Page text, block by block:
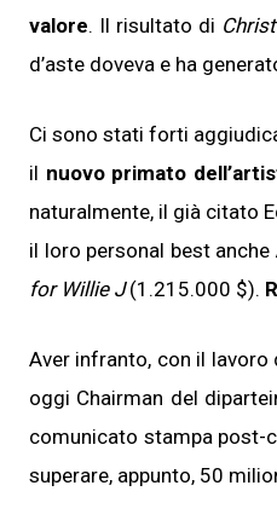
valore. Il risultato di
d’aste doveva e ha
Ci sono stati forti
il nuovo primato
naturalmente, il già citato
il loro personal best anche
for Willie J(1.215.000 $).
Aver infranto, con il lavoro
oggi Chairman del
comunicato stampa post-
superare, appunto, 50